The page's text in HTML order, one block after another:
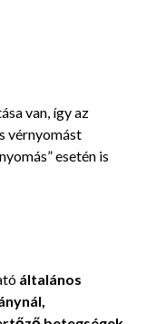
van, így az
vérnyomást
esetén is
általános